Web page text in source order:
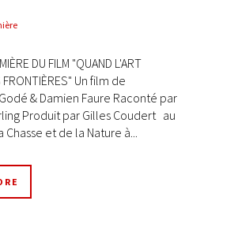
DU FILM "QUAND L'ART
FRONTIÈRES" Un film de
& Damien Faure Raconté par
Produit par Gilles Coudert au
Chasse et de la Nature à...